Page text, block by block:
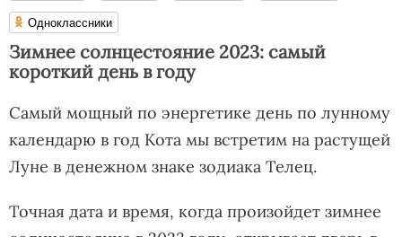
Одноклассники
Зимнее солнцестояние 2023: самый
короткий день в году
Самый мощный по энергетике день по лунному
календарю в год Кота мы встретим на растущей
Луне в денежном знаке зодиака Телец.
Точная дата и время, когда произойдет зимнее